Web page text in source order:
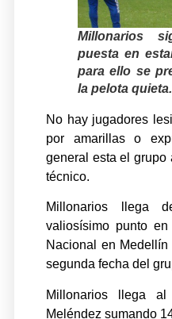
Millonarios
puesta en
para ello se
la pelota quieta.
No hay jugadores
por amarillas o
general esta el
técnico.
Millonarios llega
valiosísimo punto
Nacional en
segunda fecha del
Millonarios llega al
Meléndez sumando